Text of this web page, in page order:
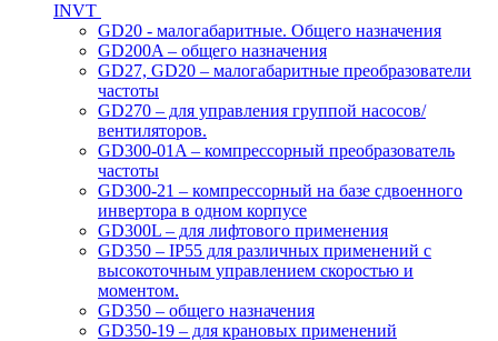
INVT
GD20 - малогабаритные. Общего назначения
GD200A – общего назначения
GD27, GD20 – малогабаритные преобразователи
частоты
GD270 – для управления группой насосов/
вентиляторов.
GD300-01A – компрессорный преобразователь
частоты
GD300-21 – компрессорный на базе сдвоенного
инвертора в одном корпусе
GD300L – для лифтового применения
GD350 – IP55 для различных применений с
высокоточным управлением скоростью и
моментом.
GD350 – общего назначения
GD350-19 – для крановых применений